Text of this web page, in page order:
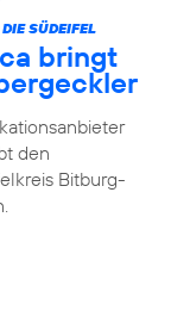
SÜDEIFEL
bringt
den
Bitburg-